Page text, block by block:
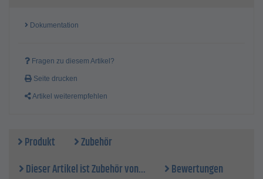
Dokumentation
Fragen zu diesem Artikel?
Seite drucken
Artikel weiterempfehlen
Produkt
Zubehör
Dieser Artikel ist Zubehör von...
Bewertungen